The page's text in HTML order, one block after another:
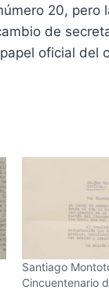
20, pero
de
oficial del
Santiago
Cincuentenario